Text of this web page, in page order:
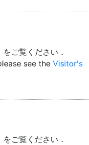
をご覧ください．
see the Visitor's
をご覧ください．